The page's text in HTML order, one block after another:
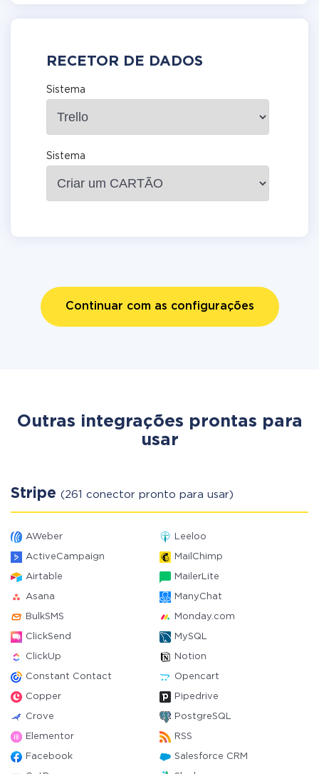
RECETOR DE DADOS
Sistema
Sistema
Continuar com as configurações
Outras integrações prontas para
usar
Stripe (261 conector pronto para usar)
AWeber Leeloo
ActiveCampaign MailChimp
Airtable MailerLite
Asana ManyChat
BulkSMS Monday.com
ClickSend MySQL
ClickUp Notion
Constant Contact Opencart
Copper Pipedrive
Crove PostgreSQL
Elementor RSS
Facebook Salesforce CRM